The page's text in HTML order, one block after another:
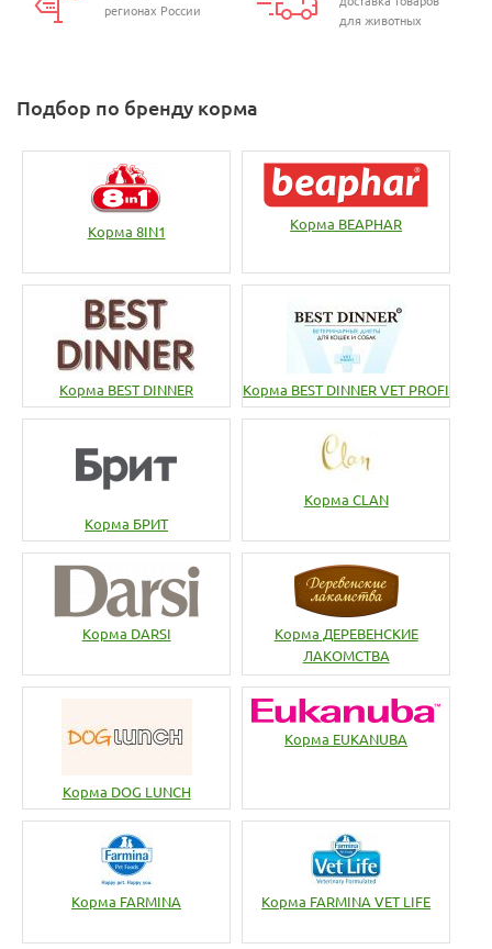
регионах России
для животных
Подбор по бренду корма
Корма 8IN1 Корма BEAPHAR
Корма BEST DINNER Корма BEST DINNER VET PROFI
Корма БРИТ
Корма CLAN
Корма DARSI
Корма ДЕРЕВЕНСКИЕ
ЛАКОМСТВА
Корма DOG LUNCH
Корма EUKANUBA
Корма FARMINA Корма FARMINA VET LIFE